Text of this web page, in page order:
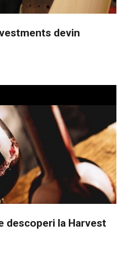
devin
descoperi la Harvest